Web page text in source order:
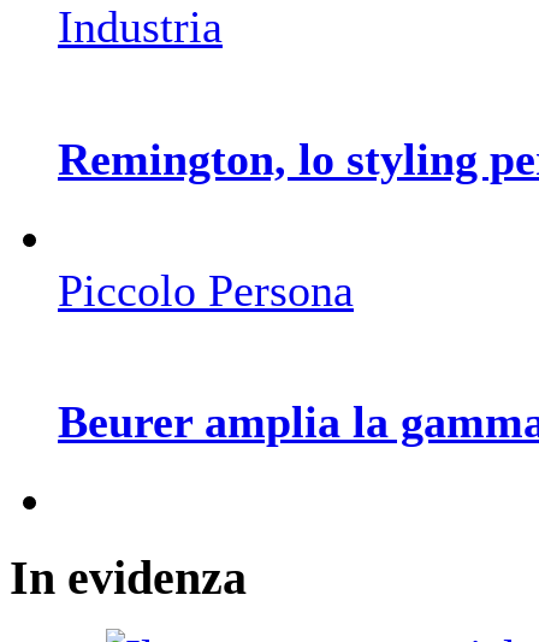
Industria
Remington, lo styling
Piccolo Persona
Beurer amplia la
In evidenza